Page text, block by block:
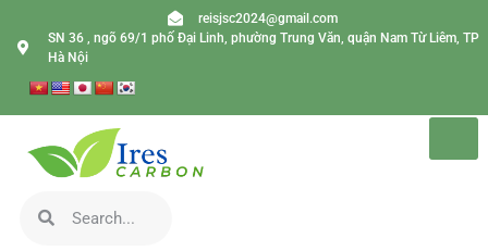
reisjsc2024@gmail.com
SN 36 , ngõ 69/1 phố Đại Linh, phường Trung Văn, quận Nam Từ Liêm, TP
Hà Nội